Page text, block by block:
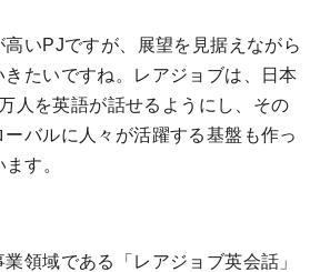
高いPJですが、展望を見据えながら
きたいですね。レアジョブは、日本
人を英語が話せるようにし、その
ーバルに人々が活躍する基盤も作っ
す。
領域である「レアジョブ英会話」